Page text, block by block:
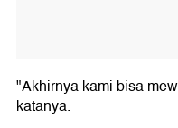
"Akhirnya kami bisa
katanya.